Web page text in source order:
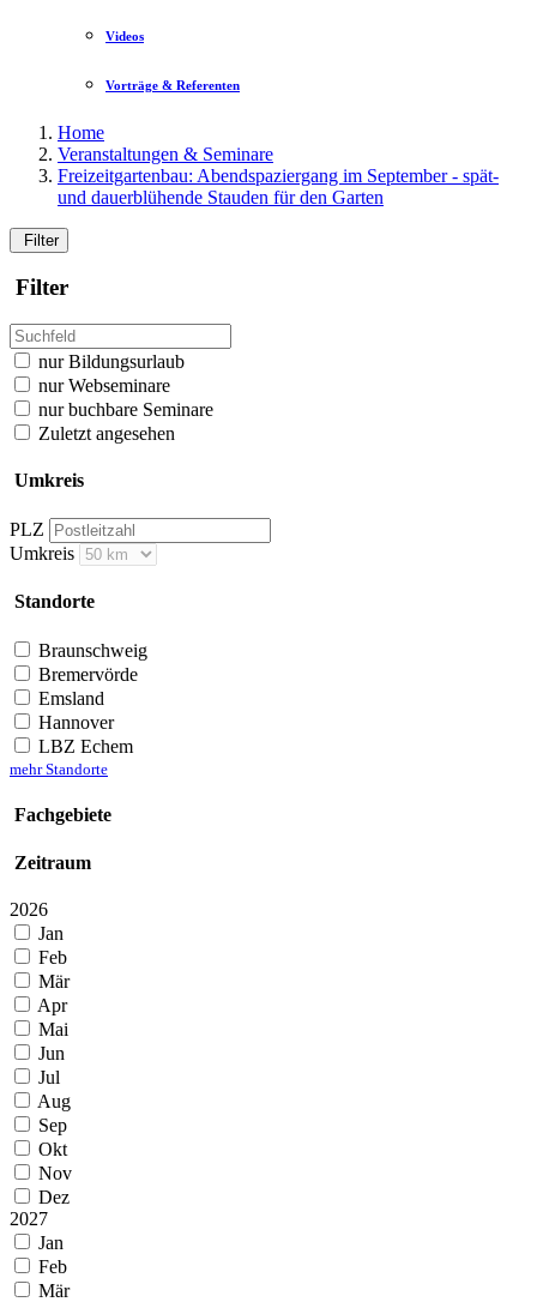
Videos
Vorträge & Referenten
Home
Veranstaltungen & Seminare
Freizeitgartenbau: Abendspaziergang im September - spät-
und dauerblühende Stauden für den Garten
Filter
Filter
nur Bildungsurlaub
nur Webseminare
nur buchbare Seminare
Zuletzt angesehen
Umkreis
PLZ
Umkreis
Standorte
Braunschweig
Bremervörde
Emsland
Hannover
LBZ Echem
mehr Standorte
Fachgebiete
Zeitraum
2026
Jan
Feb
Mär
Apr
Mai
Jun
Jul
Aug
Sep
Okt
Nov
Dez
2027
Jan
Feb
Mär